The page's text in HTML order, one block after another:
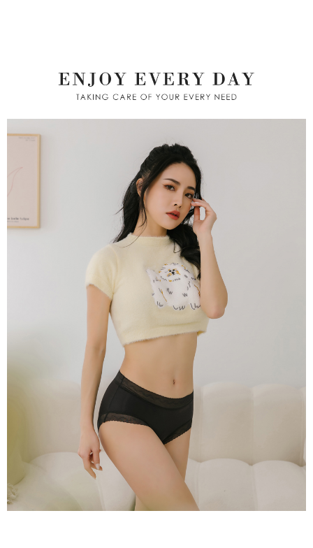
diperlukan untuk pengebilan ansuran, termasuk pengesahan,
pengesahan semula dan pembetulan.
https://oppay.tw/userRule" target="_blank" class="link revert-
style">https://oppay.tw/userRule
【Panduan Penggunaan Pembayaran Ansuran Gogo】
1. Perkhidmatan ini disediakan oleh Taiwan Mobile, pengguna telefon
mudah alih boleh segera menggunakan tanpa perlu memohon lagi.
(Hanya untuk nombor langganan peribadi, tidak terbuka untuk syarikat
2. Pilihan kaedah pembayaran "Pembayaran Ansuran Gogo", selepas
pesanan ditubuhkan, akan secara automatik dialihkan ke proses
transaksi Gogo, selepas pengesahan nombor telefon, pilih bilangan
ansuran yang diingini, tarikh akhir pembayaran, dan setelah
mengesahkan pembayaran, transaksi akan selesai.
3. Jumlah kelulusan sebenar, bilangan ansuran dan jumlah bayaran
adalah berdasarkan halaman pengesahan transaksi seterusnya.
4. Dalam masa 30 minit selepas pesanan ditubuhkan, jika tidak pergi
untuk mengesahkan transaksi atau jika tidak lulus semakan, pesanan
akan dibatalkan secara automatik. Jika terdapat situasi "pindah untuk
semakan khusus" yang tidak lulus, ini menunjukkan bahawa sistem
penilaian tidak mencukupi, tiada penjelasan mengenai kandungan
penilaian boleh diberikan.
【Penerangan Kaedah Pembayaran】
1. Pembayaran ansuran tidak digabungkan dalam bil telekomunikasi,
"Pembayaran Ansuran Gogo" akan menghantar SMS peringatan
pembayaran selepas tarikh penyelesaian bulanan.
2. Melalui pautan SMS untuk membuka bil, anda boleh memilih untuk
membayar melalui "Kod bar kedai serbaneka / Kedai rasmi Taiwan
Mobile / Pemindahan bank / Pembayaran J街口 / iPASS MONEY" dan
saluran lain.
【Nota Penting】
Jumlah yang diperakui untuk pengguna kali pertama yang lulus
kelulusan boleh sehingga NT$10,000. Jika pengguna tidak membuat
mendapatkan kebenaran daripada ibu bapa atau penjaga yang sah
Sila hubungi NP Taiwan Inc. dics_tw@netprotections.co.jp
mempunyai sebarang kebimbangan mengenai pemprosesan dan
penggunaan pada data peribadi. Jika anda tidak bersetuju dengan data
peribadi yang disenaraikan seperti di atas akan dikumpul dan digunakan
oleh AFTEE, sila jangan gunakan perkhidmatan ini.
宅配/離島不配送